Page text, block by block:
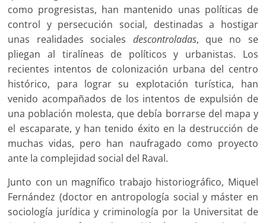
como progresistas, han mantenido unas políticas de
control y persecución social, destinadas a hostigar
unas realidades sociales descontroladas, que no se
pliegan al tiralíneas de políticos y urbanistas. Los
recientes intentos de colonización urbana del centro
histórico, para lograr su explotación turística, han
venido acompañados de los intentos de expulsión de
una población molesta, que debía borrarse del mapa y
el escaparate, y han tenido éxito en la destrucción de
muchas vidas, pero han naufragado como proyecto
ante la complejidad social del Raval.
Junto con un magnífico trabajo historiográfico, Miquel
Fernández (doctor en antropología social y máster en
sociología jurídica y criminología por la Universitat de